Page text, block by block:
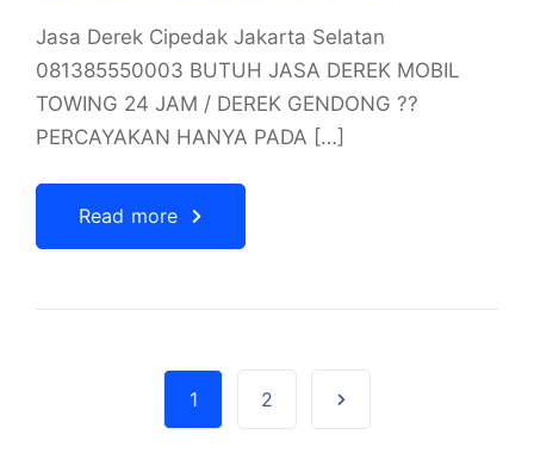
Jasa Derek Cipedak Jakarta Selatan
081385550003 BUTUH JASA DEREK MOBIL
TOWING 24 JAM / DEREK GENDONG ??
PERCAYAKAN HANYA PADA […]
Read more
1 2